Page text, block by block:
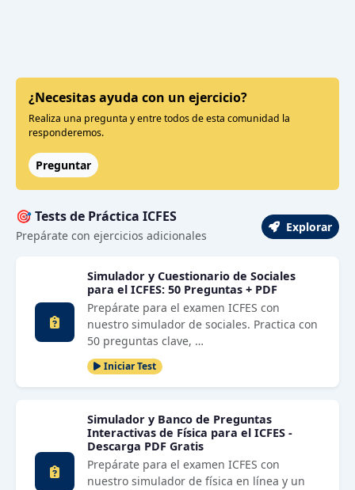
¿Necesitas ayuda con un ejercicio?
Realiza una pregunta y entre todos de esta comunidad la
responderemos.
Preguntar
🎯 Tests de Práctica ICFES
Prepárate con ejercicios adicionales
Explorar
Simulador y Cuestionario de Sociales
para el ICFES: 50 Preguntas + PDF
Prepárate para el examen ICFES con
nuestro simulador de sociales. Practica con
50 preguntas clave, …
Iniciar Test
Simulador y Banco de Preguntas
Interactivas de Física para el ICFES -
Descarga PDF Gratis
Prepárate para el examen ICFES con
nuestro simulador de física en línea y un